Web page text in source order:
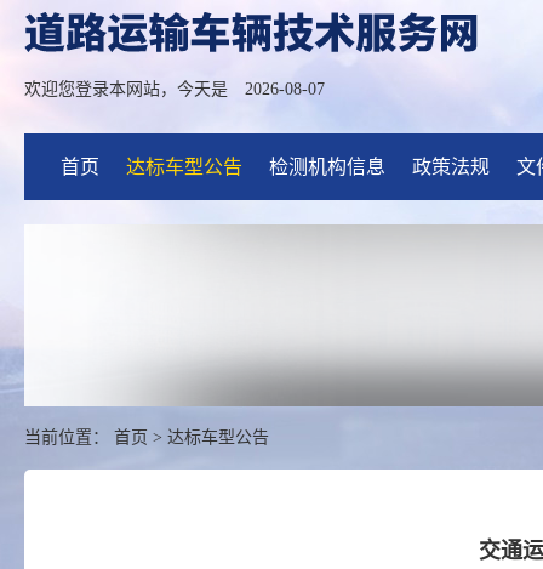
欢迎您登录本网站，今天是 2026-08-07
首页 达标车型公告 检测机构信息 政策法规 文
当前位置： 首页 > 达标车型公告
交通